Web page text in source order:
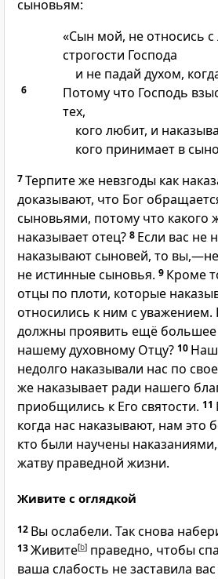
сыновьям:
«Сын мой, не относись с
строгости Господа
и не падай духом,
6
Потому что Господь
тех,
кого любит, и
кого принимает в
7Терпите же невзгоды как
доказывают, что Бог
сыновьями, потому что какого
наказывает отец? 8 Если вас не
наказывают сыновей, то
не истинные сыновья. 9 Кроме
отцы по плоти, которые
относились к ним с уважением.
должны проявить ещё
нашему духовному Отцу? 10
недолго наказывали нас по
же наказывает ради нашего
приобщились к Его святости. 11
когда нас наказывают, нам это
кто были научены
жатву праведной жизни.
Живите с оглядкой
12 Вы ослабели. Так снова
13Живите[b] праведно, чтобы
ваша слабость не заставила